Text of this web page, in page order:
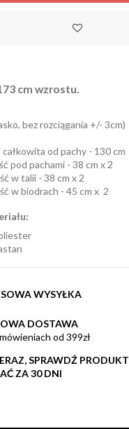
cm wzrostu.
bez rozciągania +/- 3cm)
całkowita od pachy - 130 cm
pod pachami - 38 cm x 2
w talii - 38 cm x 2
w biodrach - 45 cm x 2
WYSYŁKA
DOSTAWA
od 399zł
SPRAWDŹ PRODUKT
ZA 30 DNI